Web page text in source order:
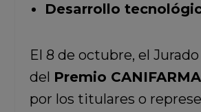
Desarrollo
El 8 de octubre, el
del Premio
por los titulares o